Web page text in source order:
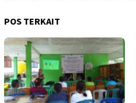
POS TERKAIT